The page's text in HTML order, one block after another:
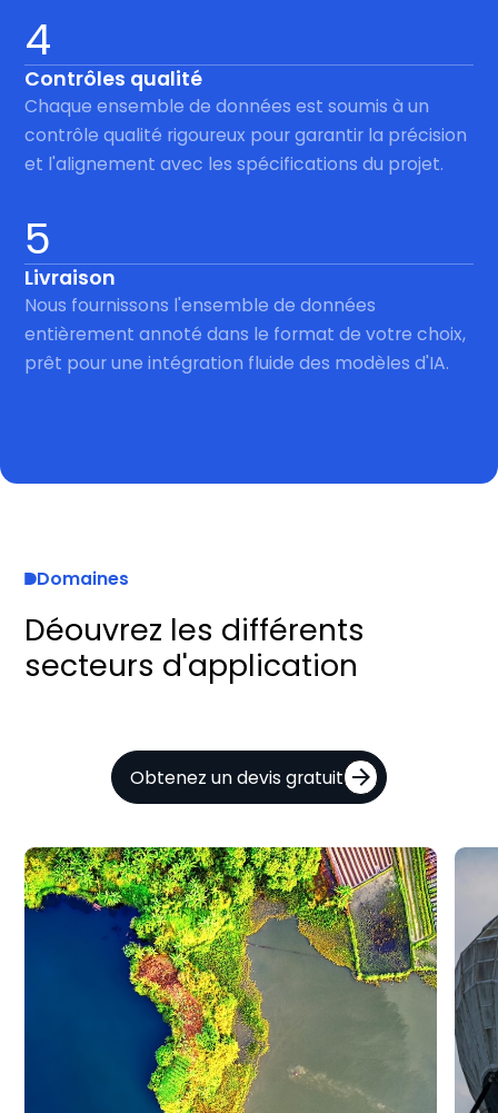
4
Contrôles qualité
Chaque ensemble de données est soumis à un
contrôle qualité rigoureux pour garantir la précision
et l'alignement avec les spécifications du projet.
5
Livraison
Nous fournissons l'ensemble de données
entièrement annoté dans le format de votre choix,
prêt pour une intégration fluide des modèles d'IA.
Domaines
Déouvrez les différents
secteurs d'application
Obtenez un devis gratuit